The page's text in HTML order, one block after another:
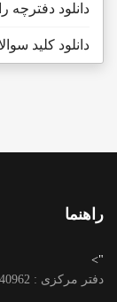
دانلود دفترچه
دانلود کلید
راهنما
">
دفتر مرکزی : 02188940962